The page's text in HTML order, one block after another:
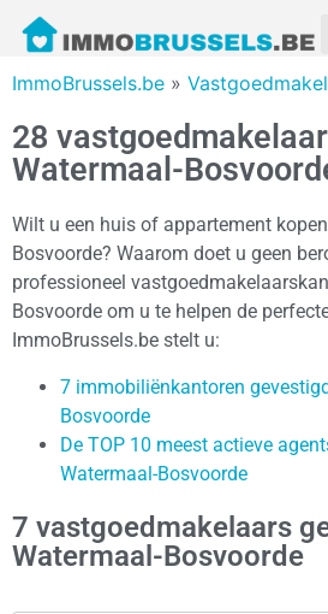
ImmoBrussels.be »
28
Watermaal-
Wilt u een huis of appartement
Bosvoorde? Waarom doet u geen
professioneel
Bosvoorde om u te helpen de
ImmoBrussels.be stelt u:
7 immobiliënkantoren
Bosvoorde
De TOP 10 meest actieve
Watermaal-Bosvoorde
7 vastgoedmakelaars
Watermaal-Bosvoorde